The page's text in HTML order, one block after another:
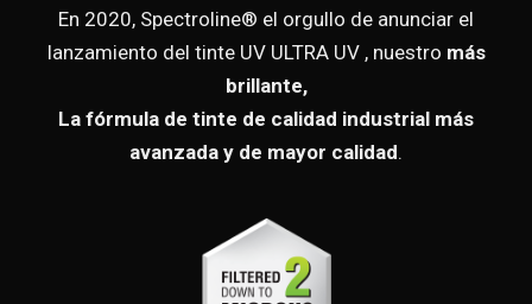
En 2020, Spectroline® el orgullo de anunciar el
lanzamiento del tinte UV ULTRA UV , nuestro más
brillante,
La fórmula de tinte de calidad industrial más
avanzada y de mayor calidad.